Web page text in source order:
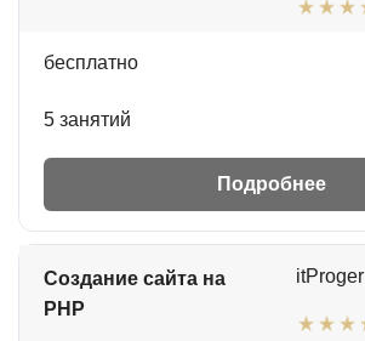
бесплатно
5 занятий
Подробнее
Создание сайта на
PHP
itProger